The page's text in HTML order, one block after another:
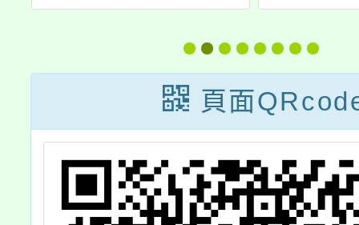
教育宣導 - 職業
不分性別
115學
際文
色招
及招
頁面